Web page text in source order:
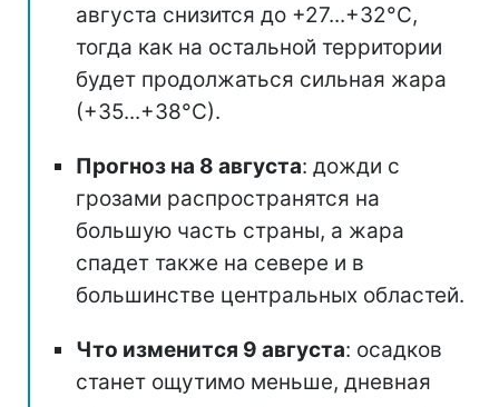
августа снизится до +27...+32°С,
тогда как на остальной территории
будет продолжаться сильная жара
(+35...+38°С).
Прогноз на 8 августа: дожди с
грозами распространятся на
большую часть страны, а жара
спадет также на севере и в
большинстве центральных областей.
Что изменится 9 августа: осадков
станет ощутимо меньше, дневная